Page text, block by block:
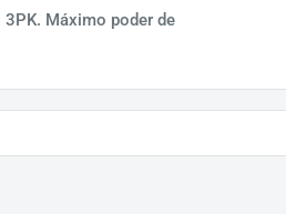
Máximo poder de